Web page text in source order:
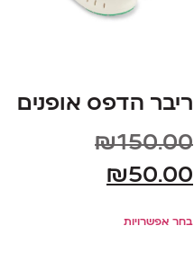
ריבר הדפס אופנים
₪150.00
₪50.00
בחר אפשרויות